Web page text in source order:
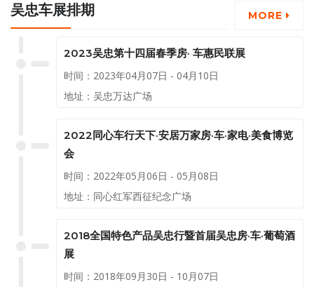
吴忠车展排期 MORE
2023吴忠第十四届春季房· 车惠民联展
时间：2023年04月07日 - 04月10日
地址：吴忠万达广场
2022同心车行天下·安居万家房·车·家电·美食博览
会
时间：2022年05月06日 - 05月08日
地址：同心红军西征纪念广场
2018全国特色产品吴忠行暨首届吴忠房·车·葡萄酒
展
时间：2018年09月30日 - 10月07日